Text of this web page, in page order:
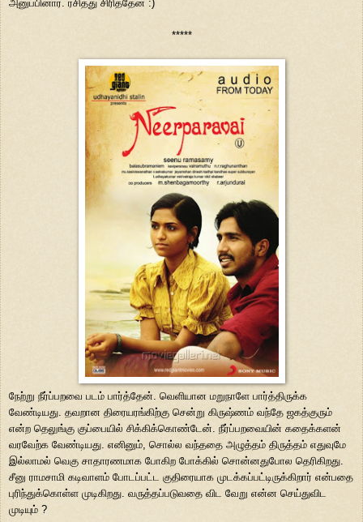
அனுப்பினார். ரசித்து சிரித்தேன் :)
*****
நேற்று நீர்ப்பறவை படம் பார்த்தேன். வெளியான மறுநாளே பார்த்திருக்க
வேண்டியது. தவறான திரையரங்கிற்கு சென்று கிருஷ்ணம் வந்தே ஜகத்குரும்
என்ற தெலுங்கு குப்பையில் சிக்கிக்கொண்டேன். நீர்ப்பறவையின் கதைக்களன்
வரவேற்க வேண்டியது. எனினும், சொல்ல வந்ததை அழுத்தம் திருத்தம் எதுவுமே
இல்லாமல் வெகு சாதாரணமாக போகிற போக்கில் சொன்னதுபோல தெரிகிறது.
சீனு ராமசாமி கடிவாளம் போடப்பட்ட குதிரையாக முடக்கப்பட்டிருக்கிறார் என்பதை
புரிந்துக்கொள்ள முடிகிறது. வருத்தப்படுவதை விட வேறு என்ன செய்துவிட
முடியும் ?